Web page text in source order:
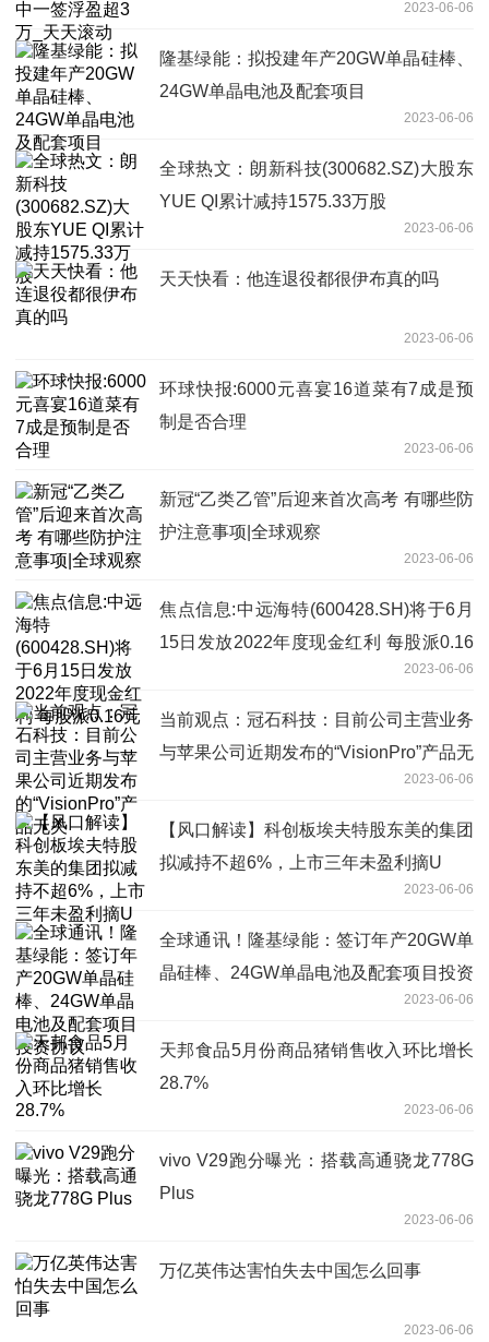
2023-06-06
隆基绿能：拟投建年产20GW单晶硅棒、
24GW单晶电池及配套项目
2023-06-06
全球热文：朗新科技(300682.SZ)大股东
YUE QI累计减持1575.33万股
2023-06-06
天天快看：他连退役都很伊布真的吗
2023-06-06
环球快报:6000元喜宴16道菜有7成是预
制是否合理
2023-06-06
新冠“乙类乙管”后迎来首次高考 有哪些防
护注意事项|全球观察
2023-06-06
焦点信息:中远海特(600428.SH)将于6月
15日发放2022年度现金红利 每股派0.16
2023-06-06
当前观点：冠石科技：目前公司主营业务
与苹果公司近期发布的“VisionPro”产品无
2023-06-06
【风口解读】科创板埃夫特股东美的集团
拟减持不超6%，上市三年未盈利摘U
2023-06-06
全球通讯！隆基绿能：签订年产20GW单
晶硅棒、24GW单晶电池及配套项目投资
2023-06-06
天邦食品5月份商品猪销售收入环比增长
28.7%
2023-06-06
vivo V29跑分曝光：搭载高通骁龙778G
Plus
2023-06-06
万亿英伟达害怕失去中国怎么回事
2023-06-06